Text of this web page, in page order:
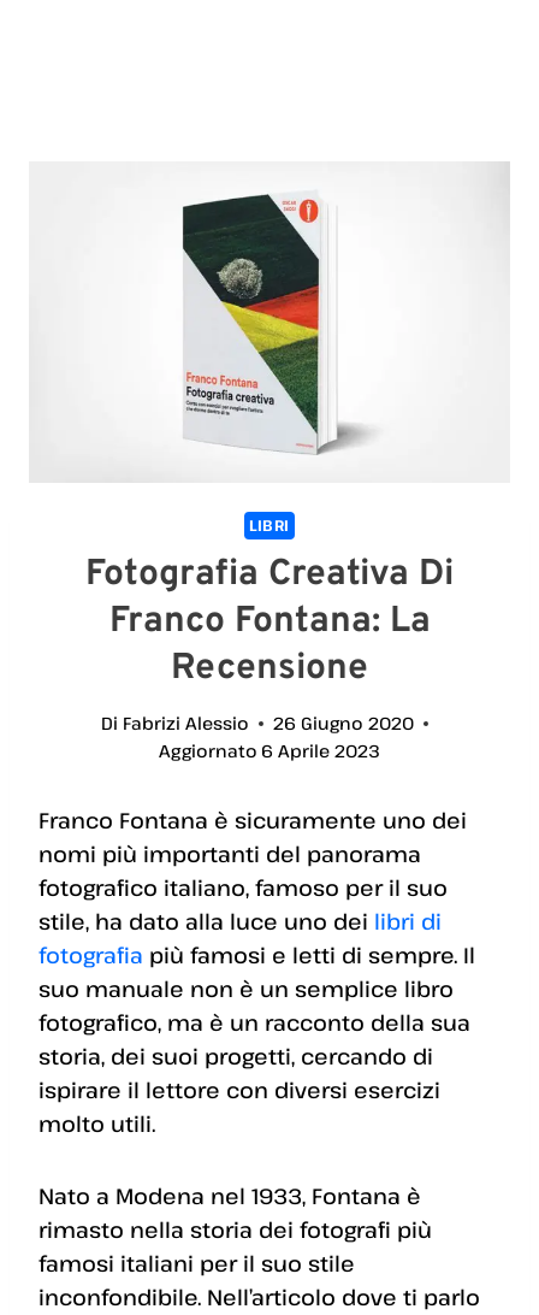
LIBRI
Fotografia Creativa Di
Franco Fontana: La
Recensione
Di Fabrizi Alessio
26 Giugno 2020
Aggiornato 6 Aprile 2023
Franco Fontana è sicuramente uno dei
nomi più importanti del panorama
fotografico italiano, famoso per il suo
stile, ha dato alla luce uno dei libri di
fotografia più famosi e letti di sempre. Il
suo manuale non è un semplice libro
fotografico, ma è un racconto della sua
storia, dei suoi progetti, cercando di
ispirare il lettore con diversi esercizi
molto utili.
Nato a Modena nel 1933, Fontana è
rimasto nella storia dei fotografi più
famosi italiani per il suo stile
inconfondibile. Nell’articolo dove ti parlo